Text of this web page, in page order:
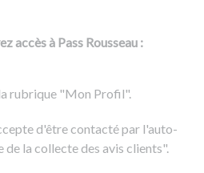
voiture
pro.
accès à Pass Rousseau :
rubrique "Mon Profil".
d'être contacté par l'auto-
de la collecte des avis clients".